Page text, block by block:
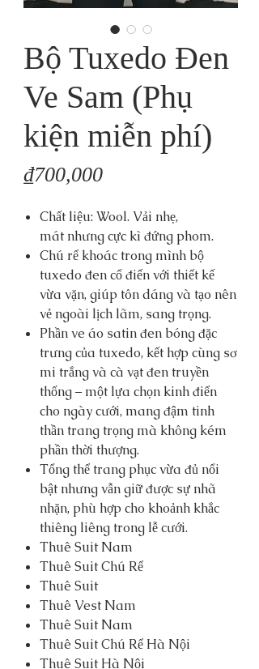
Bộ Tuxedo Đen
Ve Sam (Phụ
kiện miễn phí)
₫700,000Price
Chất liệu: Wool. Vải nhẹ,
mát nhưng cực kì đứng phom.
Chú rể khoác trong mình bộ
tuxedo đen cổ điển với thiết kế
vừa vặn, giúp tôn dáng và tạo nên
vẻ ngoài lịch lãm, sang trọng.
Phần ve áo satin đen bóng đặc
trưng của tuxedo, kết hợp cùng sơ
mi trắng và cà vạt đen truyền
thống – một lựa chọn kinh điển
cho ngày cưới, mang đậm tinh
thần trang trọng mà không kém
phần thời thượng.
Tổng thể trang phục vừa đủ nổi
bật nhưng vẫn giữ được sự nhã
nhặn, phù hợp cho khoảnh khắc
thiêng liêng trong lễ cưới.
Thuê Suit Nam
Thuê Suit Chú Rể
Thuê Suit
Thuê Vest Nam
Thuê Suit Nam
Thuê Suit Chú Rể Hà Nội
Thuê Suit Hà Nội